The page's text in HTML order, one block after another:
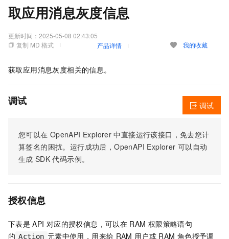
取应用消息灰度信息
更新时间： 2025-05-08 02:43:05
复制 MD 格式
产品详情 我的收藏
获取应用消息灰度相关的信息。
调试
您可以在 OpenAPI Explorer 中直接运行该接口，免去您计
算签名的困扰。运行成功后，OpenAPI Explorer 可以自动
生成 SDK 代码示例。
调试
授权信息
下表是 API 对应的授权信息，可以在 RAM 权限策略语句
的 Action 元素中使用，用来给 RAM 用户或 RAM 角色授予调